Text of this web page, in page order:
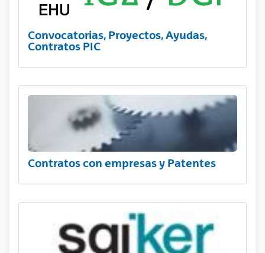
Convocatorias, Proyectos, Ayudas,
Contratos PIC
Contratos con empresas y Patentes